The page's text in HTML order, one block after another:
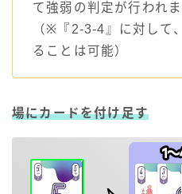
て強弱の判定が行われま
（※『2-3-4』に対して
ることは可能）
場にカードを付け足す